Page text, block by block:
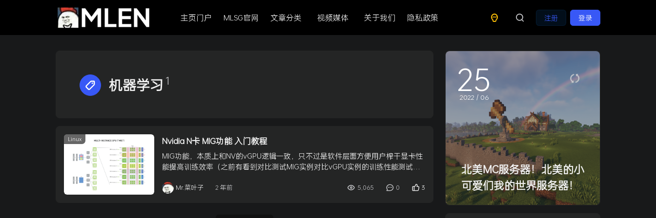
主页门户 MLSG官网 文章分类 视频媒体 关于我们 隐私政策 注册 登录
机器学习 1
Linux Nvidia N卡 MIG功能 入门教程
MIG功能，本质上和NV的vGPU逻辑一致，只不过是软件层面方便用户榨干显卡性
能提高训练效率（之前有看到对比测试MIG实例对比vGPU实例的训练性能测试，
Mr.菜叶子 2 年前 5,065 0 3
北美MC服务器！北美的小
可爱们我的世界服务器！
25
2022 / 06